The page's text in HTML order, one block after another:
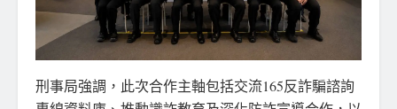
刑事局強調，此次合作主軸包括交流165反詐騙諮詢